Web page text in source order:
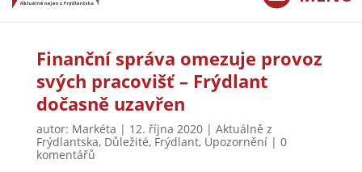
Finanční správa omezuje provoz
svých pracovišť – Frýdlant
dočasně uzavřen
autor: Markéta | 12. října 2020| Aktuálně z
Frýdlantska, Důležité, Frýdlant, Upozornění| 0
komentářů